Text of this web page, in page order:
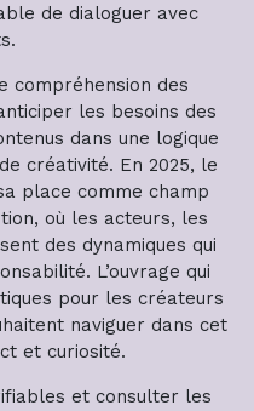
de dialoguer avec
compréhension des
les besoins des
dans une logique
créativité. En 2025, le
place comme champ
où les acteurs, les
des dynamiques qui
L’ouvrage qui
pour les créateurs
naviguer dans cet
et curiosité.
et consulter les